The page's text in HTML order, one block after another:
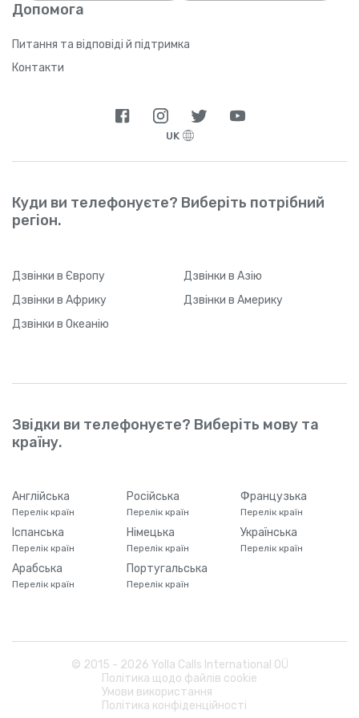
пройде значний проміжок часу), Yolla може
через технічні обмеження. Щойно ваш друг
він зможе у будь-який час змінити тип
Допомога
Питання та відповіді й підтримка
Контакти
UK
Куди ви телефонуєте? Виберіть потрібний
регіон.
Дзвінки в Європу Дзвінки в Азію
Дзвінки в Африку Дзвінки в Америку
Дзвінки в Океанію
Звідки ви телефонуєте? Виберіть мову та
країну.
Англійська
Перелік країн
Російська
Перелік країн
Французька
Перелік країн
Іспанська
Перелік країн
Німецька
Перелік країн
Українська
Перелік країн
Арабська
Перелік країн
Португальська
Перелік країн
© 2015 - 2026 Yolla Calls International OÜ
Політика щодо файлів cookie
Умови використання
Політика конфіденційності